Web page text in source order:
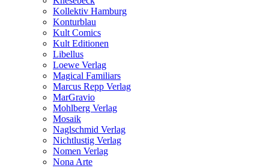
Kollektiv Hamburg
Konturblau
Kult Comics
Kult Editionen
Libellus
Loewe Verlag
Magical Familiars
Marcus Repp Verlag
MarGravio
Mohlberg Verlag
Mosaik
Naglschmid Verlag
Nichtlustig Verlag
Nomen Verlag
Nona Arte